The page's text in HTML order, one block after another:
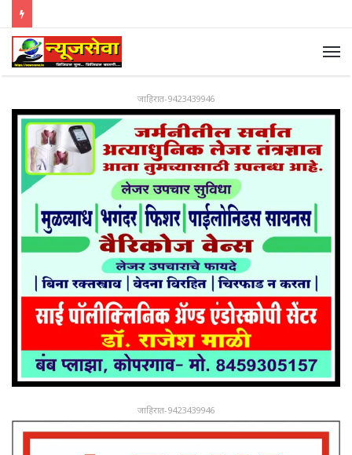
जाहिरात-9423439946
जाहिरात-9423439946